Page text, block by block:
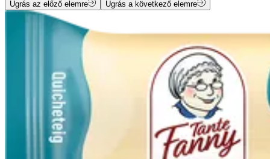
Ugrás az előző elemre Ugrás a következő elemre